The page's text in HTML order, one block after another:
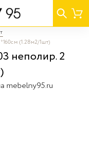
(1.28м2/1шт)
неполир. 2